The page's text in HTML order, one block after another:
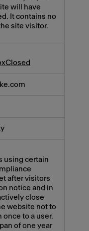
will have
It contains no
site visitor.
using certain
after visitors
notice and in
close
website not to
to a user.
of one year